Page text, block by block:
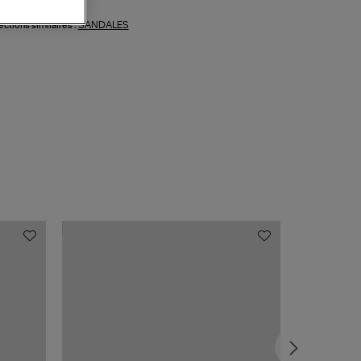
similaires :SANDALES